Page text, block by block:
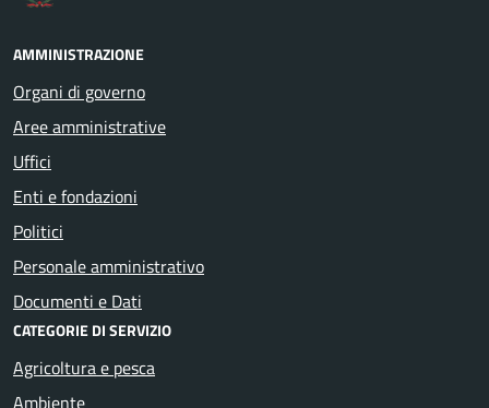
AMMINISTRAZIONE
Organi di governo
Aree amministrative
Uffici
Enti e fondazioni
Politici
Personale amministrativo
Documenti e Dati
CATEGORIE DI SERVIZIO
Agricoltura e pesca